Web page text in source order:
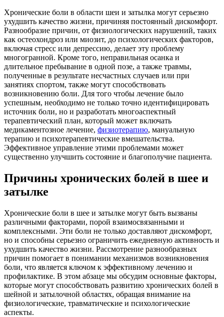
Хронические боли в области шеи и затылка могут серьезно
ухудшить качество жизни, причиняя постоянный дискомфорт.
Разнообразие причин, от физиологических нарушений, таких
как остеохондроз или миозит, до психологических факторов,
включая стресс или депрессию, делает эту проблему
многогранной. Кроме того, неправильная осанка и
длительное пребывание в одной позе, а также травмы,
полученные в результате несчастных случаев или при
занятиях спортом, также могут способствовать
возникновению боли. Для того чтобы лечение было
успешным, необходимо не только точно идентифицировать
источник боли, но и разработать многоаспектный
терапевтический план, который может включать
медикаментозное лечение, физиотерапию, мануальную
терапию и психотерапевтические вмешательства.
Эффективное управление этими проблемами может
существенно улучшить состояние и благополучие пациента.
Причины хронических болей в шее и
затылке
Хронические боли в шее и затылке могут быть вызваны
различными факторами, порой взаимосвязанными и
комплексными. Эти боли не только доставляют дискомфорт,
но и способны серьезно ограничить ежедневную активность и
ухудшить качество жизни. Рассмотрение разнообразных
причин помогает в понимании механизмов возникновения
боли, что является ключом к эффективному лечению и
профилактике. В этом абзаце мы обсудим основные факторы,
которые могут способствовать развитию хронических болей в
шейной и затылочной областях, обращая внимание на
физиологические, травматические и психологические
аспекты.